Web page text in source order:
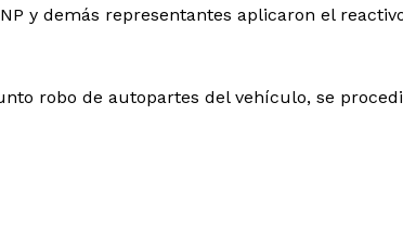
Nosotros
y demás representantes aplicaron el
robo de autopartes del vehículo, se